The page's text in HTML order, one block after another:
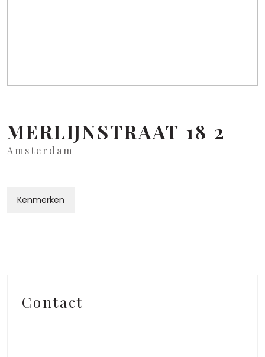
MERLIJNSTRAAT 18 2
Amsterdam
Kenmerken
Contact